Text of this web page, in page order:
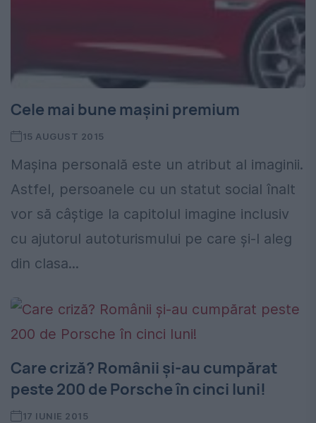
Cele mai bune mașini premium
15 AUGUST 2015
Mașina personală este un atribut al imaginii.
Astfel, persoanele cu un statut social înalt
vor să câștige la capitolul imagine inclusiv
cu ajutorul autoturismului pe care și-l aleg
din clasa...
Care criză? Românii şi-au cumpărat
peste 200 de Porsche în cinci luni!
17 IUNIE 2015